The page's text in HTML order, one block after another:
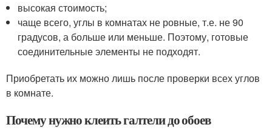
высокая стоимость;
чаще всего, углы в комнатах не ровные, т.е. не 90
градусов, а больше или меньше. Поэтому, готовые
соединительные элементы не подходят.
Приобретать их можно лишь после проверки всех углов
в комнате.
Почему нужно клеить галтели до обоев